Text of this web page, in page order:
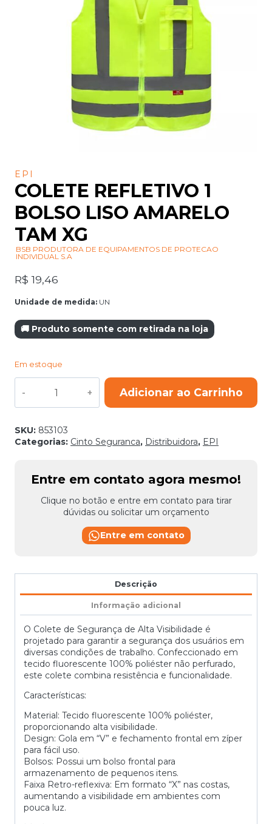
EPI
COLETE REFLETIVO 1
BOLSO LISO AMARELO
TAM XG
BSB PRODUTORA DE EQUIPAMENTOS DE PROTECAO
INDIVIDUAL S.A
R$ 19,46
Unidade de medida: UN
🚚 Produto somente com retirada na loja
Em estoque
REFLETIVO
1
LISO
AMARELO
quantidade
Adicionar ao Carrinho
SKU: 853103
Categorias: Cinto Seguranca, Distribuidora, EPI
Entre em contato agora mesmo!
Clique no botão e entre em contato para tirar
dúvidas ou solicitar um orçamento
Entre em contato
Descrição
Informação adicional
O Colete de Segurança de Alta Visibilidade é
projetado para garantir a segurança dos usuários em
diversas condições de trabalho. Confeccionado em
tecido fluorescente 100% poliéster não perfurado,
este colete combina resistência e funcionalidade.
Características:
Material: Tecido fluorescente 100% poliéster,
proporcionando alta visibilidade.
Design: Gola em “V” e fechamento frontal em zíper
para fácil uso.
Bolsos: Possui um bolso frontal para
armazenamento de pequenos itens.
Faixa Retro-reflexiva: Em formato “X” nas costas,
aumentando a visibilidade em ambientes com
pouca luz.